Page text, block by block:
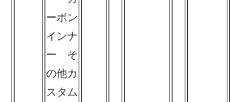
ーボン
インナ
ー そ
の他カ
スタム